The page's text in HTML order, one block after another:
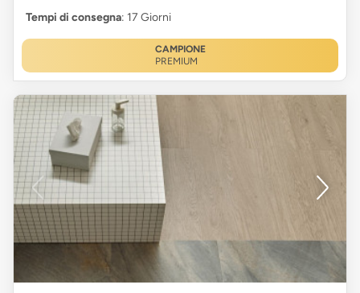
Tempi di consegna: 17 Giorni
CAMPIONE
PREMIUM